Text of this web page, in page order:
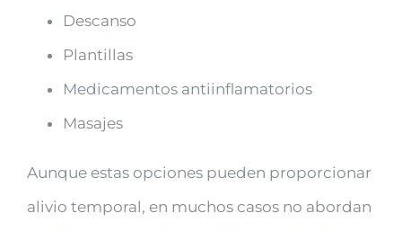
Descanso
Plantillas
Medicamentos antiinflamatorios
Masajes
Aunque estas opciones pueden proporcionar
alivio temporal, en muchos casos no abordan